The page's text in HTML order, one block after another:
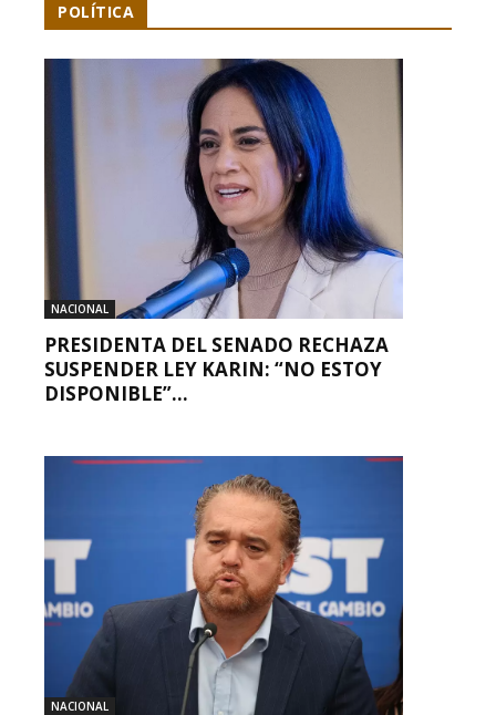
POLÍTICA
NACIONAL
PRESIDENTA DEL SENADO RECHAZA
SUSPENDER LEY KARIN: “NO ESTOY
DISPONIBLE”...
NACIONAL